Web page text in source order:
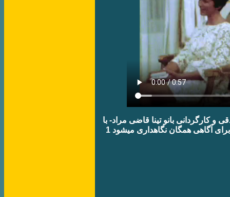
کارگردانی بانو تينا قاضی مراد- با
آگاهی همگان نگاهداری میشود 1